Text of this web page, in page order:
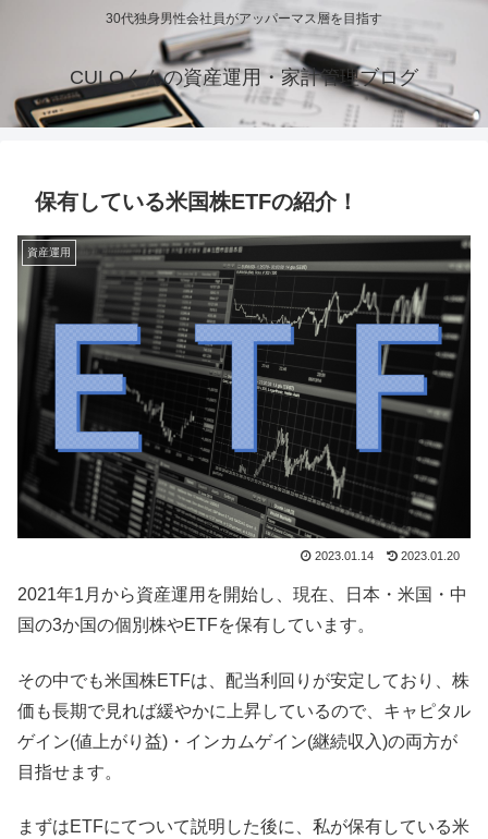
30代独身男性会社員がアッパーマス層を目指す
CULOくんの資産運用・家計管理ブログ
保有している米国株ETFの紹介！
資産運用
2023.01.14 2023.01.20
2021年1月から資産運用を開始し、現在、日本・米国・中
国の3か国の個別株やETFを保有しています。
その中でも米国株ETFは、配当利回りが安定しており、株
価も長期で見れば緩やかに上昇しているので、キャピタル
ゲイン(値上がり益)・インカムゲイン(継続収入)の両方が
目指せます。
まずはETFにてついて説明した後に、私が保有している米